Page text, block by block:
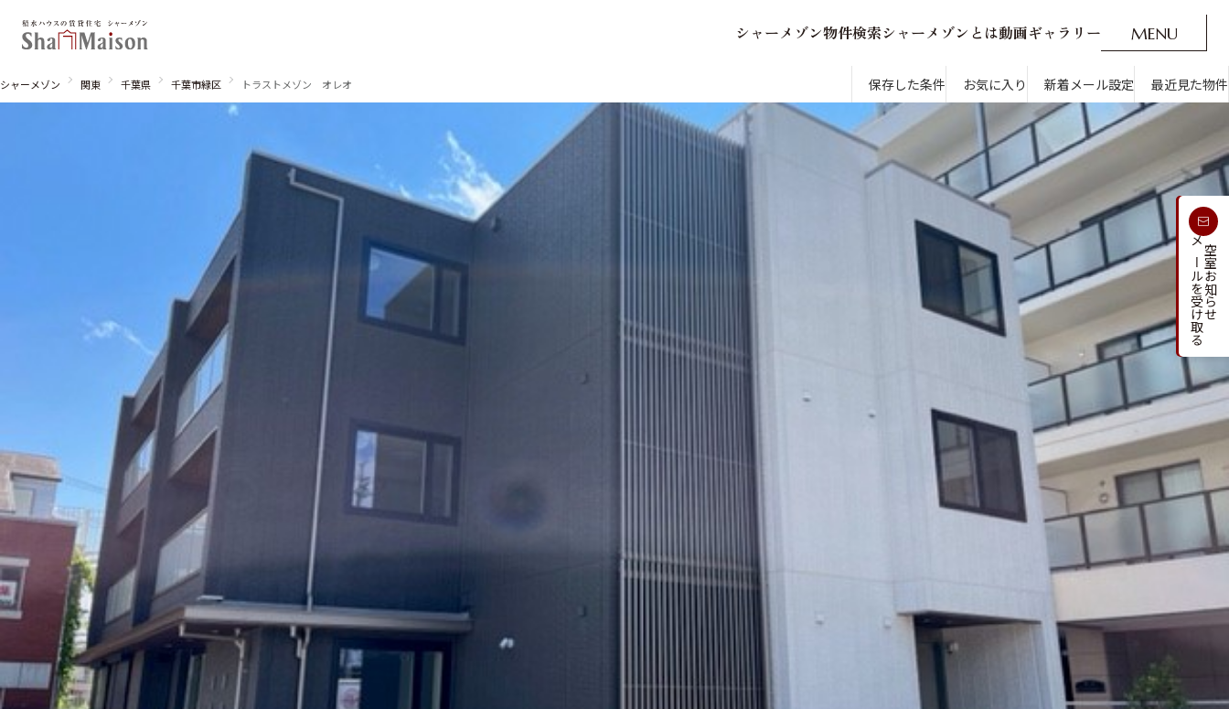
シ ャーメ ゾン物件検索シ ャーメ ゾン とは動画ギャ ラ リ ー MENU
O
新着メール設定 最近見た物件 CLOSE
東北
中部
中国・四国 九州
市区郡・路線・駅から探す
通勤・通学時間から探す
人気のカテゴリから探す
シャーメゾンとは シャーメゾンセレクション
動画ギャラリー ShaMaison STYLE
シャーメゾンショップを探す
お問い合わせ・よくある質問
新着メールを
受け取る
シャーメゾン 関東 千葉県 千葉市緑区 トラストメゾン オレオ 保存した条件 お気に入り 新着メール設定 最近見た物件
空室お知らせ
メールを受け取る